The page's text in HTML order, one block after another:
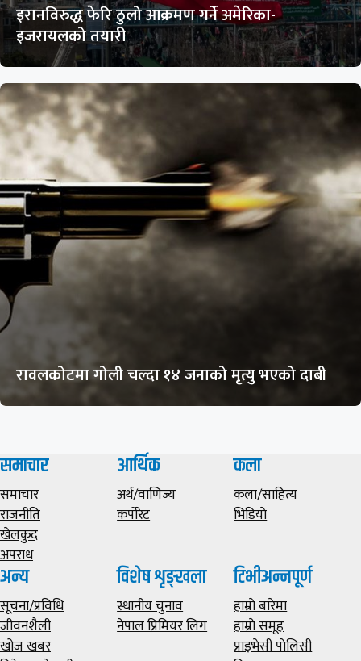
इरानविरुद्ध फेरि ठुलो आक्रमण गर्ने अमेरिका-
इजरायलको तयारी
रावलकोटमा गोली चल्दा १४ जनाको मृत्यु भएको दाबी
समाचार
समाचार
राजनीति
खेलकुद
अपराध
आर्थिक
अर्थ/वाणिज्य
कर्पोरेट
कला
कला/साहित्य
भिडियाे
अन्य
सूचना/प्रविधि
जीवनशैली
खोज खबर
विशेष शृङ्खला
स्थानीय चुनाव
नेपाल प्रिमियर लिग
टिभीअन्नपूर्ण
हाम्राे बारेमा
हाम्राे समूह
प्राइभेसी पाेलिसी